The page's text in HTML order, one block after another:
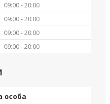
09:00 20:00
09:00 20:00
09:00 20:00
09:00 20:00